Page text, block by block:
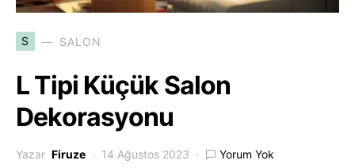
S SALON
L Tipi Küçük Salon
Dekorasyonu
Yazar Firuze 14 Ağustos 2023 Yorum Yok